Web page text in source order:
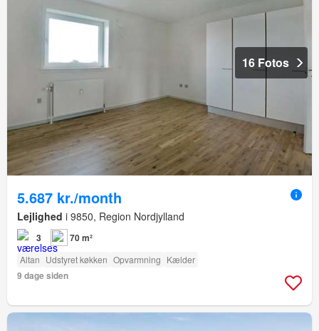
16 Fotos
5.687 kr./month
Lejlighed i 9850, Region Nordjylland
3 70 m²
Altan Udstyret køkken Opvarmning Kælder
9 dage siden